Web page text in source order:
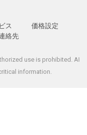
ス
価格設定
絡先
use is prohibited. AI
information.